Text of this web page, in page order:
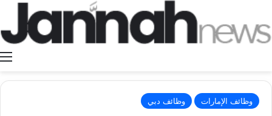
وظائف الإمارات وظائف دبي